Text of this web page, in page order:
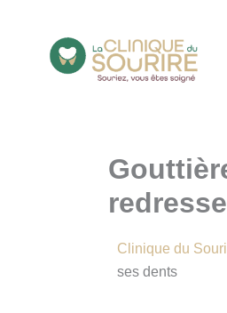
contenu
Clinique du
ses dents